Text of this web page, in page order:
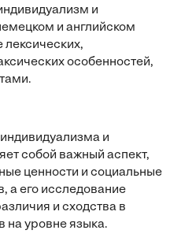
и
и английском
лексических,
особенностей,
и
собой важный аспект,
ценности и социальные
а его исследование
и сходства в
на уровне языка.